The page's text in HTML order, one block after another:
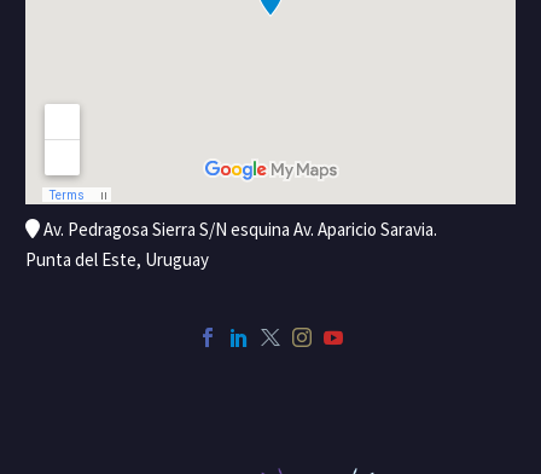
Av. Pedragosa Sierra S/N esquina Av. Aparicio Saravia.
Punta del Este, Uruguay